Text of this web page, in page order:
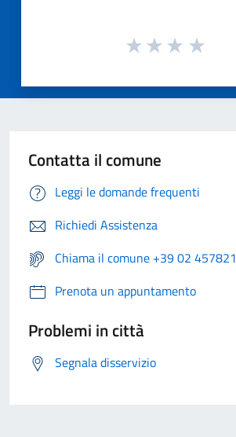
Contatta il comune
Leggi le domande frequenti
Richiedi Assistenza
Chiama il comune +39 02 457821
Prenota un appuntamento
Problemi in città
Segnala disservizio